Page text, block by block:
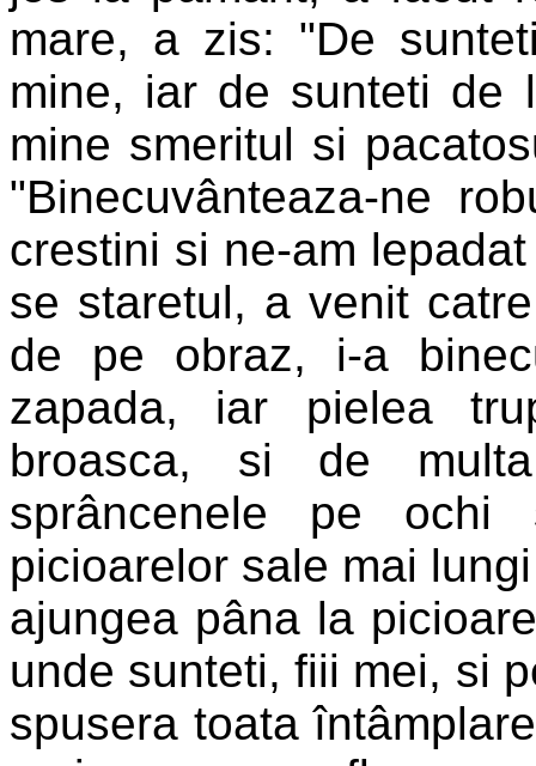
mare, a zis: "De
mine, iar de sunteti de
mine smeritul si
"Binecuvânteaza-ne
crestini si ne-am
se staretul, a venit
de pe obraz, i-a
zapada, iar pielea
broasca, si de
sprâncenele pe
picioarelor sale mai
ajungea pâna la
unde sunteti, fiii mei, si
spusera toata